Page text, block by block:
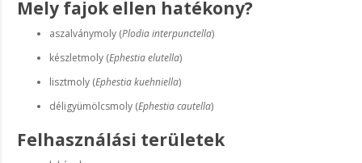
Mely fajok ellen hatékony?
aszalványmoly (Plodia interpunctella)
készletmoly (Ephestia elutella)
lisztmoly (Ephestia kuehniella)
déligyümölcsmoly (Ephestia cautella)
Felhasználási területek